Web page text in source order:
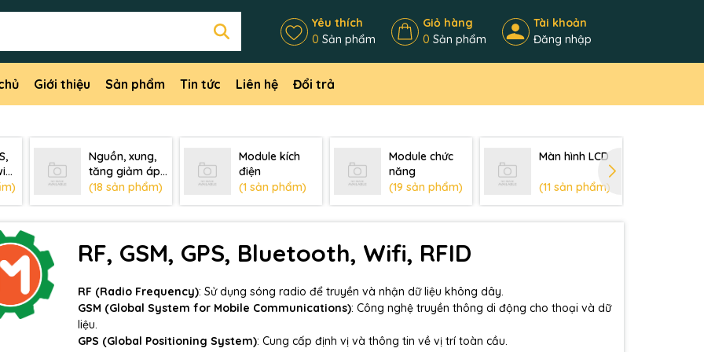
Yêu thích
0 Sản phẩm
Giỏ hàng
0 Sản phẩm
Tài khoản
Đăng nhập
Giới thiệu Sản phẩm Tin tức Liên hệ Đổi trả
Nguồn, xung,
tăng giảm áp,
sạc, pin
(18 sản phẩm)
Module kích
điện
(1 sản phẩm)
Module chức
năng
(19 sản phẩm)
Màn hình LCD
(11 sản phẩm)
RF, GSM, GPS, Bluetooth, Wifi, RFID
RF (Radio Frequency): Sử dụng sóng radio để truyền và nhận dữ liệu không dây.
GSM (Global System for Mobile Communications): Công nghệ truyền thông di động cho thoại và dữ
liệu.
GPS (Global Positioning System): Cung cấp định vị và thông tin về vị trí toàn cầu.